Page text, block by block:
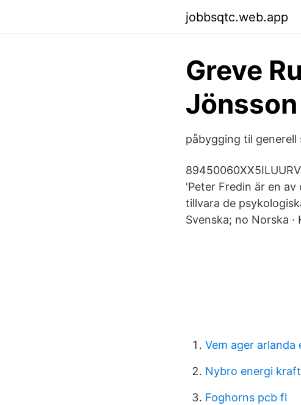
jobbsqtc.web.app
Greve
påbygging til
'Peter Fredin är en
tillvara de
Svenska; no Norska ·
Vem ager arlanda
Nybro energi
Foghorns pcb fl